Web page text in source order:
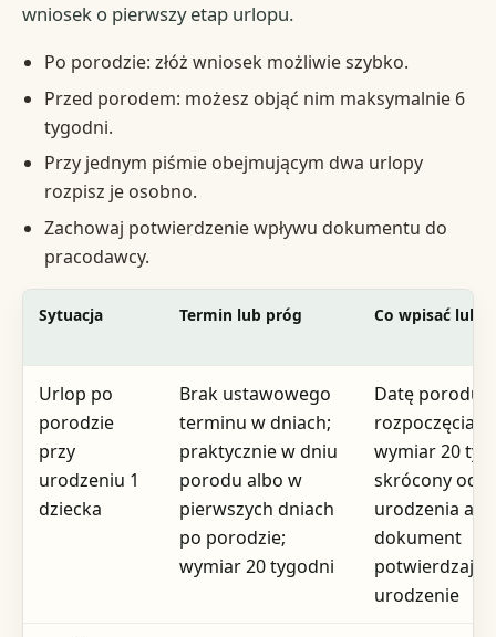
wniosek o pierwszy etap urlopu.
Po porodzie: złóż wniosek możliwie szybko.
Przed porodem: możesz objąć nim maksymalnie 6
tygodni.
Przy jednym piśmie obejmującym dwa urlopy
rozpisz je osobno.
Zachowaj potwierdzenie wpływu dokumentu do
pracodawcy.
Sytuacja Termin lub próg Co wpisać lub
Urlop po
porodzie
przy
urodzeniu 1
dziecka
Brak ustawowego
terminu w dniach;
praktycznie w dniu
porodu albo w
pierwszych dniach
po porodzie;
wymiar 20 tygodni
Datę porodu,
rozpoczęcia
wymiar 20
skrócony
urodzenia
dokument
urodzenie